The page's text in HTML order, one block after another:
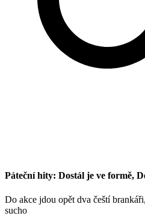
Páteční hity: Dostál je ve formě,
Do akce jdou opět dva čeští
sucho